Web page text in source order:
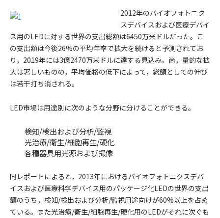
2012年のバイオフォトニク
スデバイスおよび医療デバイ
ス用のLEDに対する世界の支出総額は6450万米ドルだった。こ
の支出額は今後26%の平均年率で拡大を続けると予測されてお
り，2019年には3億2470万米ドルに達する見込み。尚，量的な拡
大は著しいものの，平均価格の低下によって，総額としての伸び
は若干打ち消される。
LED市場は用途別に次のような分野に分けることができる。
検知/検出および分析/監視
光治療/衛生/細胞再生/硬化
各種器具用光源および撮像
同レポートによると，2013年におけるバイオフォトニクスデバ
イスおよび医療科学デバイス用のパッケージ化LEDの世界の支出
額のうち，検知/検出および分析/監視用途向けが60%以上を占め
ている。また光治療/衛生/細胞再生/硬化用のLEDがそれに次ぐも